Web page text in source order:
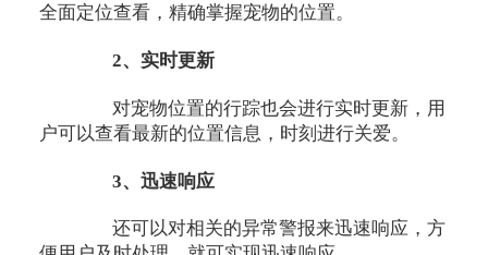
全面定位查看，精确掌握宠物的位置。
2、实时更新
对宠物位置的行踪也会进行实时更新，用
户可以查看最新的位置信息，时刻进行关爱。
3、迅速响应
还可以对相关的异常警报来迅速响应，方